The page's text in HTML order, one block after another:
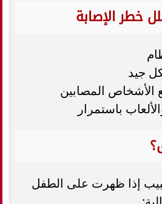
خطر الإصابة
جيد
الأشخاص المصابين
باستمرار
إذا ظهرت على الطفل